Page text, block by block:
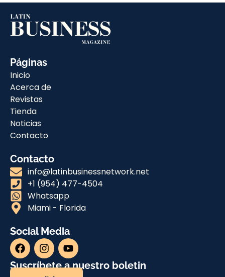
Páginas
Inicio
Acerca de
Revistas
Tienda
Noticias
Contacto
Contacto
info@latinbusinessnetwork.net
+1 (954) 477-4504
Whatsapp
Miami - Florida
Social Media
Suscríbete a nuestro boletin